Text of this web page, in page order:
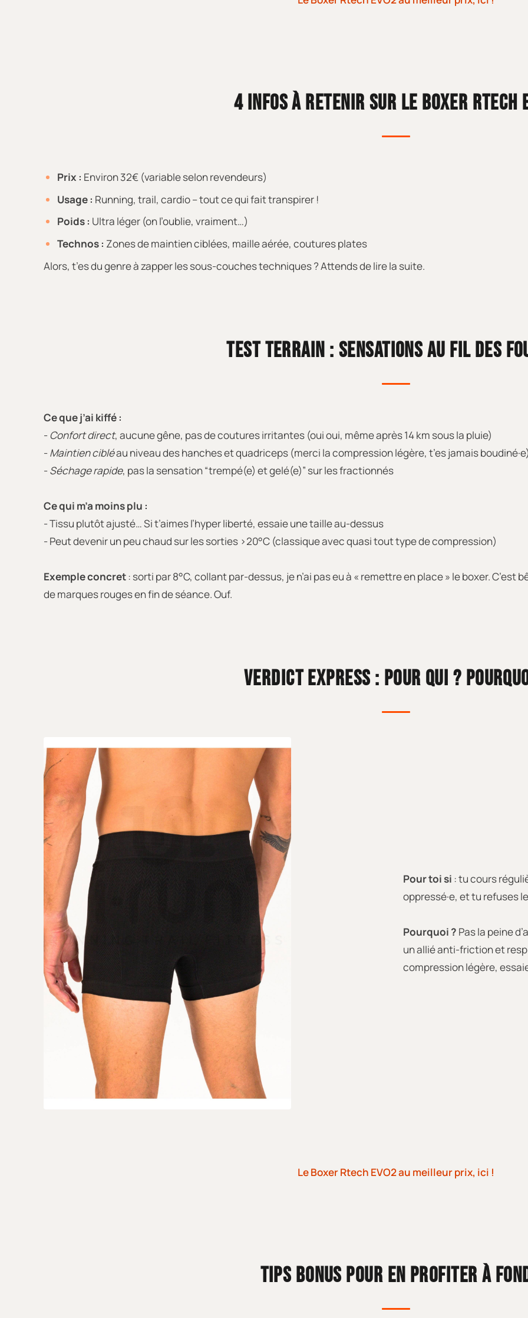
4 INFOS À RETENIR SUR LE BOXER RTECH
Prix : Environ 32€ (variable selon revendeurs)
Usage : Running, trail, cardio – tout ce qui fait transpirer !
Poids : Ultra léger (on l’oublie, vraiment…)
Technos : Zones de maintien ciblées, maille aérée, coutures plates
Alors, t’es du genre à zapper les sous-couches techniques ? Attends de lire la suite.
TEST TERRAIN : SENSATIONS AU FIL DES
Ce que j’ai kiffé :
-Confort direct, aucune gêne, pas de coutures irritantes (oui oui, même après 14 km sous la pluie)
-Maintien cibléau niveau des hanches et quadriceps (merci la compression légère, t’es jamais
-Séchage rapide, pas la sensation “trempé(e) et gelé(e)” sur les fractionnés
Ce qui m’a moins plu :
- Tissu plutôt ajusté… Si t’aimes l’hyper liberté, essaie une taille au-dessus
- Peut devenir un peu chaud sur les sorties >20°C (classique avec quasi tout type de compression)
Exemple concret : sorti par 8°C, collant par-dessus, je n’ai pas eu à « remettre en place » le boxer. C’est
de marques rouges en fin de séance. Ouf.
VERDICT EXPRESS : POUR QUI ?
Pour toi si : tu cours
oppressé·e, et tu refuses
Pourquoi ? Pas la peine
un allié anti-friction et
compression légère,
Le Boxer Rtech EVO2 au meilleur prix, ici !
TIPS BONUS POUR EN PROFITER À